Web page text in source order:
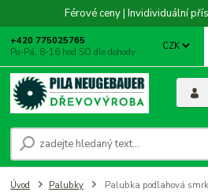
Férové ceny | Invidividuální
CZK
+420 775025765
Po-Pá, 8-16 hod SO dle dohody
Úvod Palubky Palubka podlahová